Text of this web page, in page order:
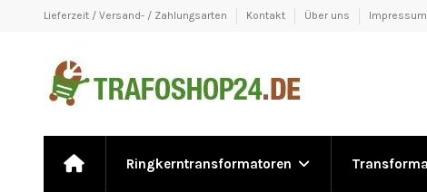
Lieferzeit / Versand- / Zahlungsarten Kontakt Über uns Impressum
Ringkerntransformatoren